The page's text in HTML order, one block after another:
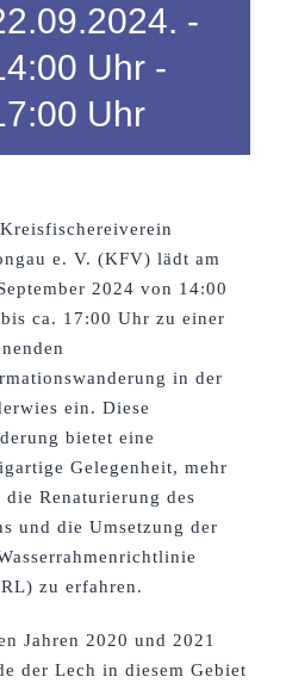
-
Uhr -
Uhr
e. V. (KFV) lädt am
2024 von 14:00
ca. 17:00 Uhr zu einer
in der
ein.Diese
bietet eine
Gelegenheit, mehr
die Renaturierung des
und die Umsetzung der
zu erfahren.
Jahren 2020 und 2021
der Lech in diesem Gebiet